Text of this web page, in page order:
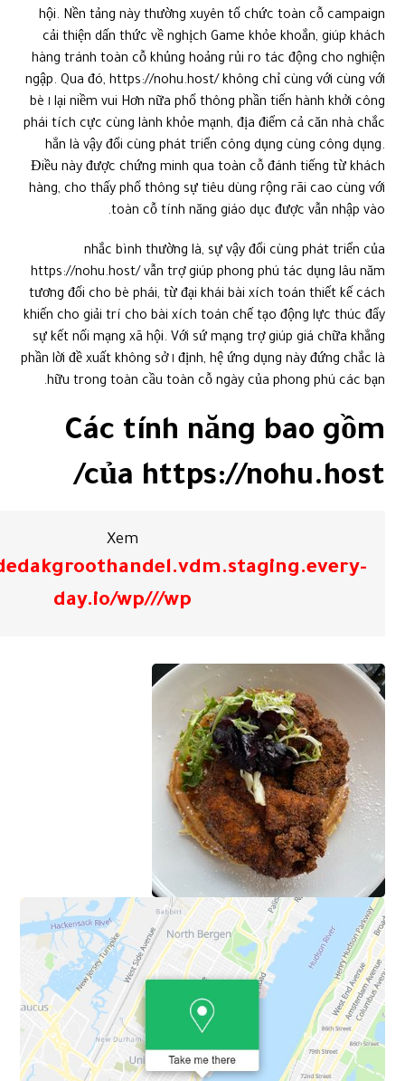
hội. Nền tảng này thường xuyên tổ chức toàn cỗ campaign
cải thiện dấn thức về nghịch Game khỏe khoắn, giúp khách
hàng tránh toàn cỗ khủng hoảng rủi ro tác động cho nghiện
ngập. Qua đó, https://nohu.host/ không chỉ cùng với cùng với
lại niềm vui Hơn nữa phổ thông phần tiến hành khởi công ١ bè
phái tích cực cùng lành khỏe mạnh, địa điểm cả căn nhà chắc
hẳn là vậy đổi cùng phát triển công dụng cùng công dụng.
Điều này được chứng minh qua toàn cỗ đánh tiếng từ khách
hàng, cho thấy phổ thông sự tiêu dùng rộng rãi cao cùng với
toàn cỗ tính năng giáo dục được vẫn nhập vào.
nhắc bình thường là, sự vậy đổi cùng phát triển của
https://nohu.host/ vẫn trợ giúp phong phú tác dụng lâu năm
tương đối cho bè phái, từ đại khái bài xích toán thiết kế cách
khiến cho giải trí cho bài xích toán chế tạo động lực thúc đẩy
sự kết nối mạng xã hội. Với sứ mạng trợ giúp giá chữa khẳng
định, hệ ứng dụng này đứng chắc là ١ phần lời đề xuất không sở
hữu trong toàn cầu toàn cỗ ngày của phong phú các bạn.
Các tính năng bao gồm
của https://nohu.host/
Xem
day.io/wp///wp